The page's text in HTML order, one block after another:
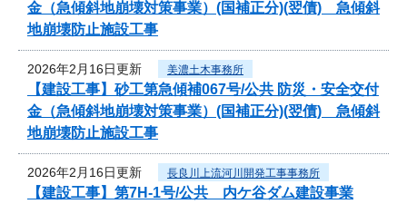
金（急傾斜地崩壊対策事業）(国補正分)(翌債) 急傾斜
地崩壊防止施設工事
2026年2月16日更新 美濃土木事務所
【建設工事】砂工第急傾補067号/公共 防災・安全交付
金（急傾斜地崩壊対策事業）(国補正分)(翌債) 急傾斜
地崩壊防止施設工事
2026年2月16日更新 長良川上流河川開発工事事務所
【建設工事】第7H-1号/公共 内ケ谷ダム建設事業